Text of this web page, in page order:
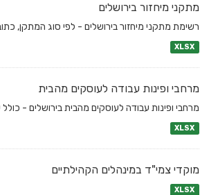
מתקני מיחזור בירושלים
רשימת מתקני מיחזור בירושלים - לפי סוג המתקן,
XLSX
מרחבי ופינות עבודה לעוסקים מהבית
מרחבי ופינות עבודה לעוסקים מהבית בירושלים -
XLSX
מוקדי צמי"ד במינהלים הקהילתיים
XLSX